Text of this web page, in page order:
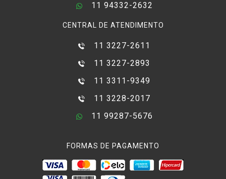
11 94332-2632
CENTRAL DE ATENDIMENTO
11 3227-2611
11 3227-2893
11 3311-9349
11 3228-2017
11 99287-5676
FORMAS DE PAGAMENTO